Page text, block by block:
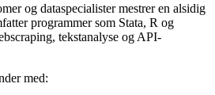
og dataspecialister mestrer en alsidig
programmer som Stata, R og
tekstanalyse og API-
med:​